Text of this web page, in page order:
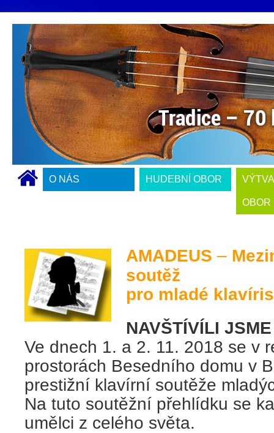
O NÁS HUDEBNÍ OBOR
OBOR
AMADEUS –
soutěž
pro mladé
NAVŠTÍVÍLI
Ve dnech 1. a 2. 11. 2018 se v
prostorách Besedního domu v
prestižní klavírní soutěže
Na tuto soutěžní přehlídku se
umělci z celého světa.